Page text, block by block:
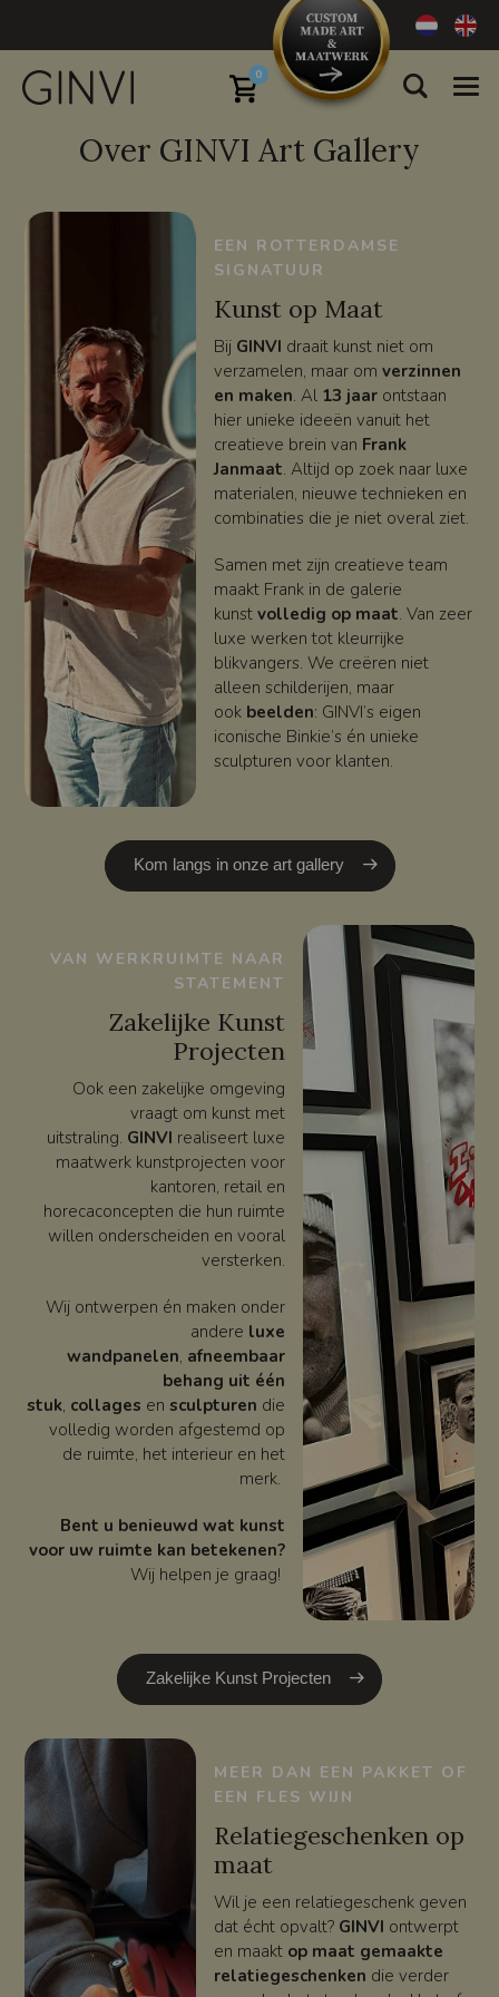
0
Over GINVI Art Gallery
EEN ROTTERDAMSE
SIGNATUUR
Kunst op Maat
Bij GINVI draait kunst niet om
verzamelen, maar om verzinnen
en maken. Al 13 jaarontstaan
hier unieke ideeën vanuit het
creatieve brein van Frank
Janmaat. Altijd op zoek naar luxe
materialen, nieuwe technieken en
combinaties die je niet overal ziet.
Samen met zijn creatieve team
maakt Frank in de galerie
kunst volledig op maat. Van zeer
luxe werken tot kleurrijke
blikvangers. We creëren niet
alleen schilderijen, maar
ook beelden: GINVI’s eigen
iconische Binkie’s én unieke
sculpturen voor klanten.
Kom langs in onze art gallery
VAN WERKRUIMTE NAAR
STATEMENT
Zakelijke Kunst
Projecten
Ook een zakelijke omgeving
vraagt om kunst met
uitstraling. GINVI realiseert luxe
maatwerk kunstprojecten voor
kantoren, retail en
horecaconcepten die hun ruimte
willen onderscheiden en vooral
versterken.
Wij ontwerpen én maken onder
andere luxe
wandpanelen, afneembaar
behang uit één
stuk, collages ensculpturen die
volledig worden afgestemd op
de ruimte, het interieur en het
merk.
Bent u benieuwd wat kunst
voor uw ruimte kan betekenen?
Wij helpen je graag!
Zakelijke Kunst Projecten
MEER DAN EEN PAKKET OF
EEN FLES WIJN
Relatiegeschenken op
maat
Wil je een relatiegeschenk geven
dat écht opvalt? GINVI ontwerpt
en maakt op maat gemaakte
relatiegeschenken die verder